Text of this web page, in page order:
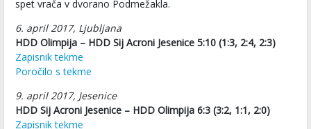
spet vrača v dvorano Podmežakla.
6. april 2017, Ljubljana
HDD Olimpija – HDD Sij Acroni Jesenice 5:10 (1:3, 2:4, 2:3)
Zapisnik tekme
Poročilo s tekme
9. april 2017, Jesenice
HDD Sij Acroni Jesenice – HDD Olimpija 6:3 (3:2, 1:1, 2:0)
Zapisnik tekme